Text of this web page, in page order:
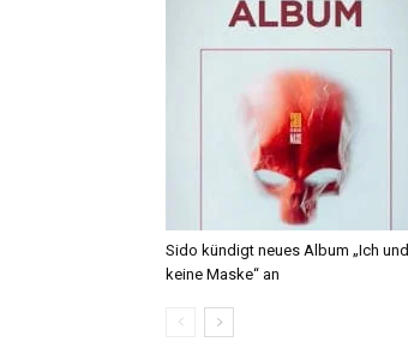
Sido kündigt neues Album „Ich und
keine Maske“ an